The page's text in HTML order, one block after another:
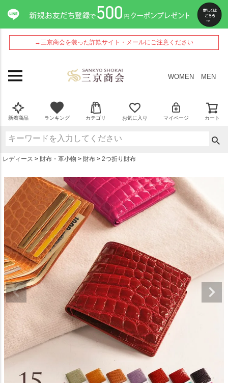
→三京商会を装った詐欺サイト・メールにご注意ください
WOMEN MEN
新着商品 ランキング カテゴリ お気に入り マイページ カート
レディース 財布・革小物 財布 2つ折り財布
ペー
ジト
ップ
へ